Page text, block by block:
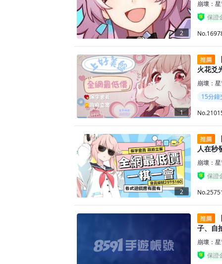
2
崩壞：
保證
1
火花爻
崩壞：
15分鐘
2
人在秒
崩壞：
保證
子、自
崩壞：
保證